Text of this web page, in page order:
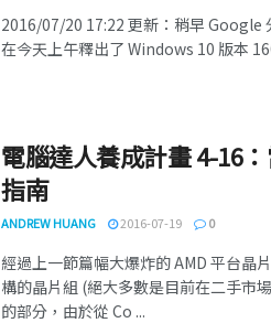
2016/07/20 17:22 更新：稍早 Google
在今天上午釋出了 Windows 10 版本
電腦達人養成計畫 4-16
指南
ANDREW HUANG 2016-07-19 0
經過上一節篇幅大爆炸的 AMD 平台晶
構的晶片組 (絕大多數是目前在二手市
的部分，由於從 Co ...